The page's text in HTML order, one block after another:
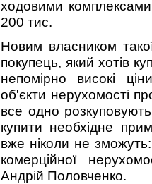
ходовими
200 тис.
Новим власником
покупець, який хотів
непомірно високі
об'єкти нерухомості
все одно
купити необхідне
вже ніколи не зможуть:
комерційної
Андрій Половченко.